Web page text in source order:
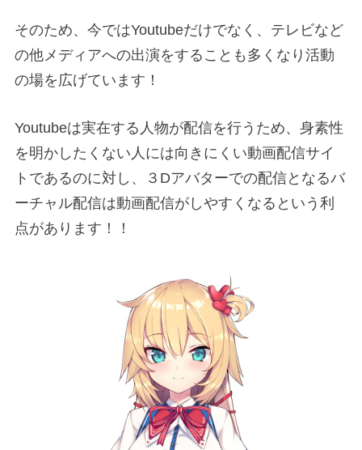
そのため、今ではYoutubeだけでなく、テレビなど
の他メディアへの出演をすることも多くなり活動
の場を広げています！
Youtubeは実在する人物が配信を行うため、身素性
を明かしたくない人には向きにくい動画配信サイ
トであるのに対し、３Dアバターでの配信となるバ
ーチャル配信は動画配信がしやすくなるという利
点があります！！